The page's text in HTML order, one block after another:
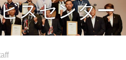
スセンター